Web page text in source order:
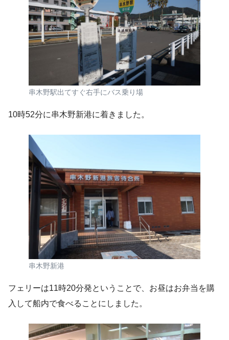
串木野駅出てすぐ右手にバス乗り場
10時52分に串木野新港に着きました。
串木野新港
フェリーは11時20分発ということで、お昼はお弁当を購
入して船内で食べることにしました。